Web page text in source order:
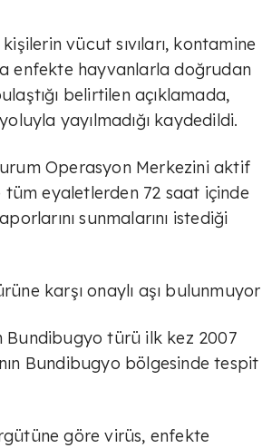
vücut sıvıları, kontamine
enfekte hayvanlarla doğrudan
belirtilen açıklamada,
yayılmadığı kaydedildi.
Operasyon Merkezini aktif
eyaletlerden 72 saat içinde
sunmalarını istediği
karşı onaylı aşı bulunmuyor
Bundibugyo türü ilk kez 2007
Bundibugyo bölgesinde tespit
göre virüs, enfekte